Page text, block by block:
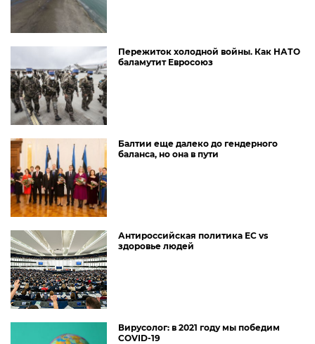
Пережиток холодной войны. Как НАТО
баламутит Евросоюз
Балтии еще далеко до гендерного
баланса, но она в пути
Антироссийская политика ЕС vs
здоровье людей
Вирусолог: в 2021 году мы победим
COVID-19